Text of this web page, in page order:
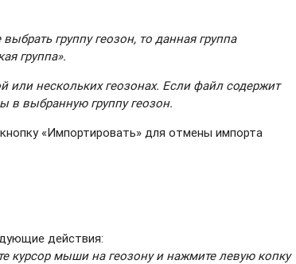
группу геозон, то данная группа
группа».
нескольких геозонах. Если файл содержит
в выбранную группу геозон.
«Импортировать» для отмены импорта
действия:
курсор мыши на геозону и нажмите левую копку